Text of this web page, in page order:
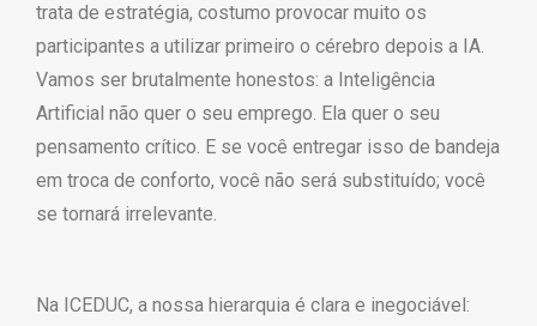
trata de estratégia, costumo provocar muito os
participantes a utilizar primeiro o cérebro depois a IA.
Vamos ser brutalmente honestos: a Inteligência
Artificial não quer o seu emprego. Ela quer o seu
pensamento crítico. E se você entregar isso de bandeja
em troca de conforto, você não será substituído; você
se tornará irrelevante.
Na ICEDUC, a nossa hierarquia é clara e inegociável: